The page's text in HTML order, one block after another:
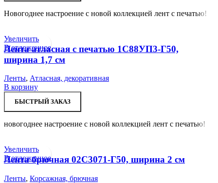
Новогоднее настроение с новой коллекцией лент с печатью!
Увеличить
В отложенное
Лента атласная с печатью 1С88УП3-Г50,
ширина 1,7 см
Ленты, Атласная, декоративная
В корзину
БЫСТРЫЙ ЗАКАЗ
новогоднее настроение с новой коллекцией лент с печатью!
Увеличить
В отложенное
Лента брючная 02С3071-Г50, ширина 2 см
Ленты, Корсажная, брючная